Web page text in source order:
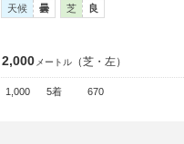
天候 曇 芝 良
2,000 メートル （芝・左）
1,000 5着
670